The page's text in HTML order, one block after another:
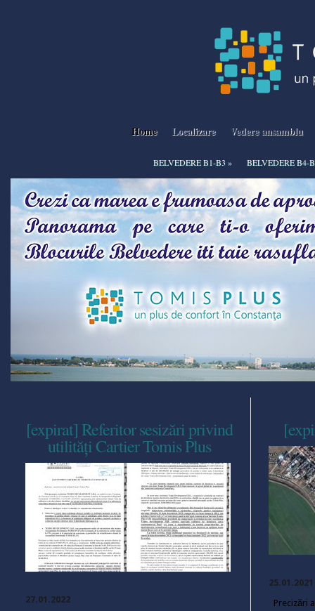
Home Localizare Vedere ansamblu
BELVEDERE B1-B3» BELVEDERE B4-
[expirat] Referitor sesizări privind
utilități Cartier Tomis Plus
27.01.2022
25.01.2021
Precizări